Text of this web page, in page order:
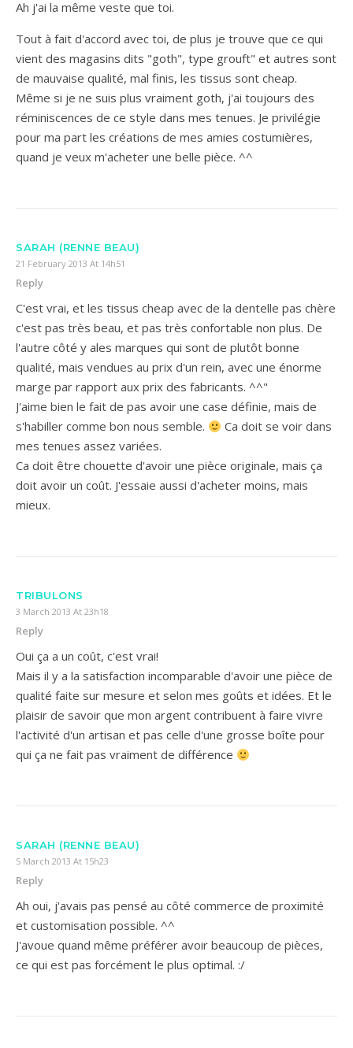
Ah j'ai la même veste que toi.
Tout à fait d'accord avec toi, de plus je trouve que ce qui
vient des magasins dits "goth", type grouft" et autres sont
de mauvaise qualité, mal finis, les tissus sont cheap.
Même si je ne suis plus vraiment goth, j'ai toujours des
réminiscences de ce style dans mes tenues. Je privilégie
pour ma part les créations de mes amies costumières,
quand je veux m'acheter une belle pièce. ^^
SARAH (RENNE BEAU)
21 February 2013 At 14h51
Reply
C'est vrai, et les tissus cheap avec de la dentelle pas chère
c'est pas très beau, et pas très confortable non plus. De
l'autre côté y ales marques qui sont de plutôt bonne
qualité, mais vendues au prix d'un rein, avec une énorme
marge par rapport aux prix des fabricants. ^^"
J'aime bien le fait de pas avoir une case définie, mais de
s'habiller comme bon nous semble.
Ca doit se voir dans
mes tenues assez variées.
Ca doit être chouette d'avoir une pièce originale, mais ça
doit avoir un coût. J'essaie aussi d'acheter moins, mais
mieux.
TRIBULONS
3 March 2013 At 23h18
Reply
Oui ça a un coût, c'est vrai!
Mais il y a la satisfaction incomparable d'avoir une pièce de
qualité faite sur mesure et selon mes goûts et idées. Et le
plaisir de savoir que mon argent contribuent à faire vivre
l'activité d'un artisan et pas celle d'une grosse boîte pour
qui ça ne fait pas vraiment de différence
SARAH (RENNE BEAU)
5 March 2013 At 15h23
Reply
Ah oui, j'avais pas pensé au côté commerce de proximité
et customisation possible. ^^
J'avoue quand même préférer avoir beaucoup de pièces,
ce qui est pas forcément le plus optimal. :/